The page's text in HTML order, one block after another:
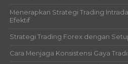
Menerapkan Strategi Trading
Efektif
Strategi Trading Forex dengan
Cara Menjaga Konsistensi Gaya